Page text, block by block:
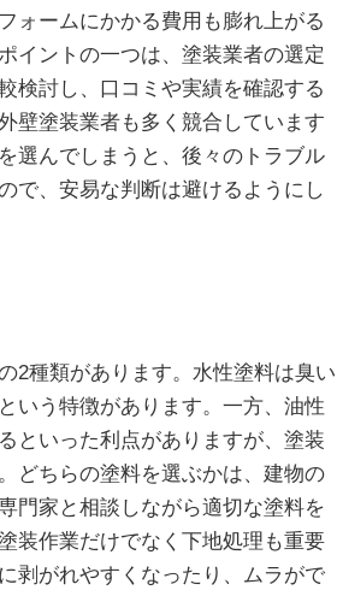
ォームにかかる費用も膨れ上がる
イントの一つは、塗装業者の選定
検討し、口コミや実績を確認する
壁塗装業者も多く競合しています
選んでしまうと、後々のトラブル
で、安易な判断は避けるようにし
2種類があります。水性塗料は臭い
いう特徴があります。一方、油性
といった利点がありますが、塗装
どちらの塗料を選ぶかは、建物の
門家と相談しながら適切な塗料を
装作業だけでなく下地処理も重要
剥がれやすくなったり、ムラがで